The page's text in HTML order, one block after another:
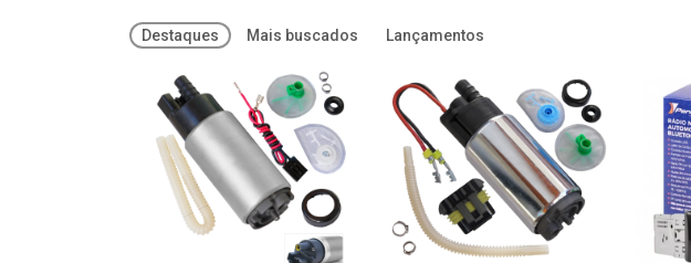
Destaques Mais buscados Lançamentos